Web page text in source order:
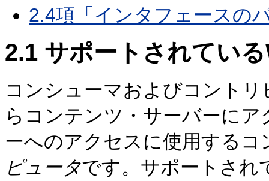
2.4項「インタフェースの
2.1 サポートされてい
コンシューマおよびコント
らコンテンツ・サーバーに
ーへのアクセスに使用するコ
ピュータです。サポートされ